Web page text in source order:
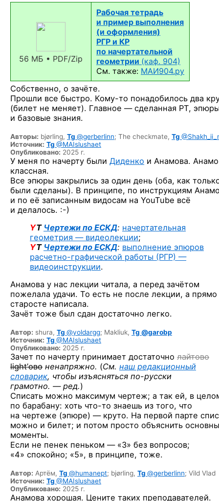
56 МБ • PDF/Zip
Рабочая тетрадь
и пример выполнения
(и оформления)
РГР и КР
по начертательной
геометрии (каф. 904)
См. также: МАИ904.ру
Собственно, о зачёте.
Прошли все быстро. Кому-то понадобилось два
(билет не меняет). Главное — сделанная РТ,
и базовые знания.
Авторы: bjørling, Tg @gerberlinn; The checkmate, Tg
Источник: Tg @MAIslushaet
Опубликовано: 2025 г.
У меня по начерту были Диденко и Анамова.
классная.
Все эпюры закрылись за один день (оба, как
были сделаны). В принципе, по инструкциям
и по её записанным видосам на YouTube всё
и делалось. :-)
YT Чертежи по ЕСКД: начертательная
геометрия — видеолекции;
YT Чертежи по ЕСКД: выполнение эпюров
расчетно-графической работы (РГР) —
видеоинструкции.
Анамова у нас лекции читала, а перед зачётом
пожелала удачи. То есть не после лекции, а прямо
старосте написала.
Зачёт тоже был сдан достаточно легко.
Автор: shura, Tg @yoldargg; Makliuk, Tg @garobp
Источник: Tg @MAIslushaet
Опубликовано: 2025 г.
Зачет по начерту принимает достаточно лайтово
light’ово ненапряжно. (См. наш редакционный
словарик, чтобы изъясняться по-русски
грамотно. — ред.)
Списать можно максимум чертеж; а так ей, в
по барабану: хоть что-то знаешь из того, что
на чертеже (эпюре) — круто. На первой парте
можно и билет; и потом просто объяснить
моменты.
Если не пенек пеньком — «3» без вопросов;
«4» спокойно; «5», в принципе, тоже.
Автор: Артём, Tg @humanept; bjørling, Tg @gerberlinn; Vild Vlad
Источник: Tg @MAIslushaet
Опубликовано: 2025 г.
Анамова хорошая. Цените таких преподавателей.